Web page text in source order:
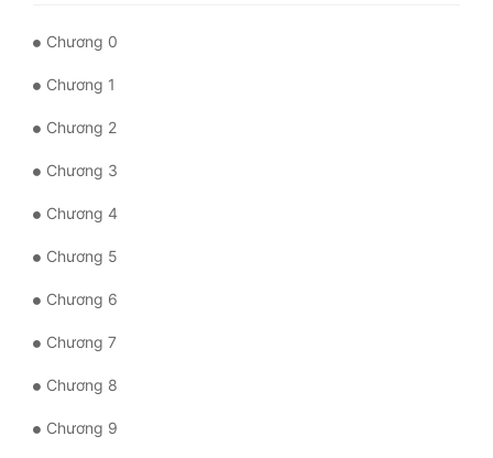
Mạt Thế
Mỹ Thực
Ngôn Tình
Ngược
Nữ Cường
Nữ Phụ
Phong Thủy - Tâm Linh
Chương 0
Chương 1
Chương 2
Chương 3
Chương 4
Chương 5
Chương 6
Chương 7
Chương 8
Chương 9